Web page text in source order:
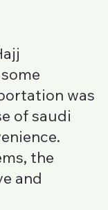
was
of saudi
the
and